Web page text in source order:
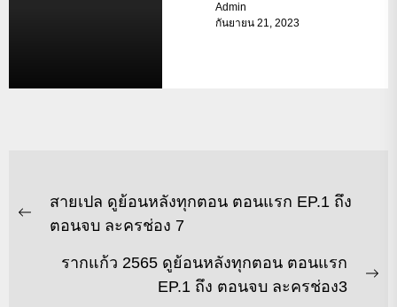
Admin
กันยายน 21, 2023
สายเปล ดูย้อนหลังทุกตอน ตอนแรก EP.1 ถึง
ตอนจบ ละครช่อง 7
รากแก้ว 2565 ดูย้อนหลังทุกตอน ตอนแรก
EP.1 ถึง ตอนจบ ละครช่อง3